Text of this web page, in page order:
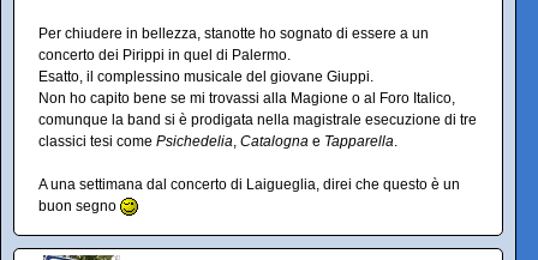
Per chiudere in bellezza, stanotte ho sognato di essere a un
concerto dei Pirippi in quel di Palermo.
Esatto, il complessino musicale del giovane Giuppi.
Non ho capito bene se mi trovassi alla Magione o al Foro Italico,
comunque la band si è prodigata nella magistrale esecuzione di tre
classici tesi come Psichedelia, Catalogna e Tapparella.
A una settimana dal concerto di Laigueglia, direi che questo è un
buon segno